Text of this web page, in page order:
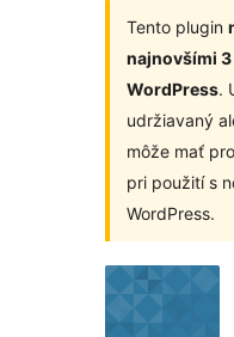
Tento plugin
najnovšími
WordPress.
udržiavaný
môže mať
pri použití s
WordPress.